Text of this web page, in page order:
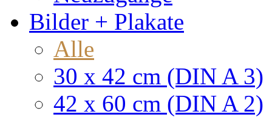
Bilder + Plakate
Alle
30 x 42 cm (DIN A 3)
42 x 60 cm (DIN A 2)